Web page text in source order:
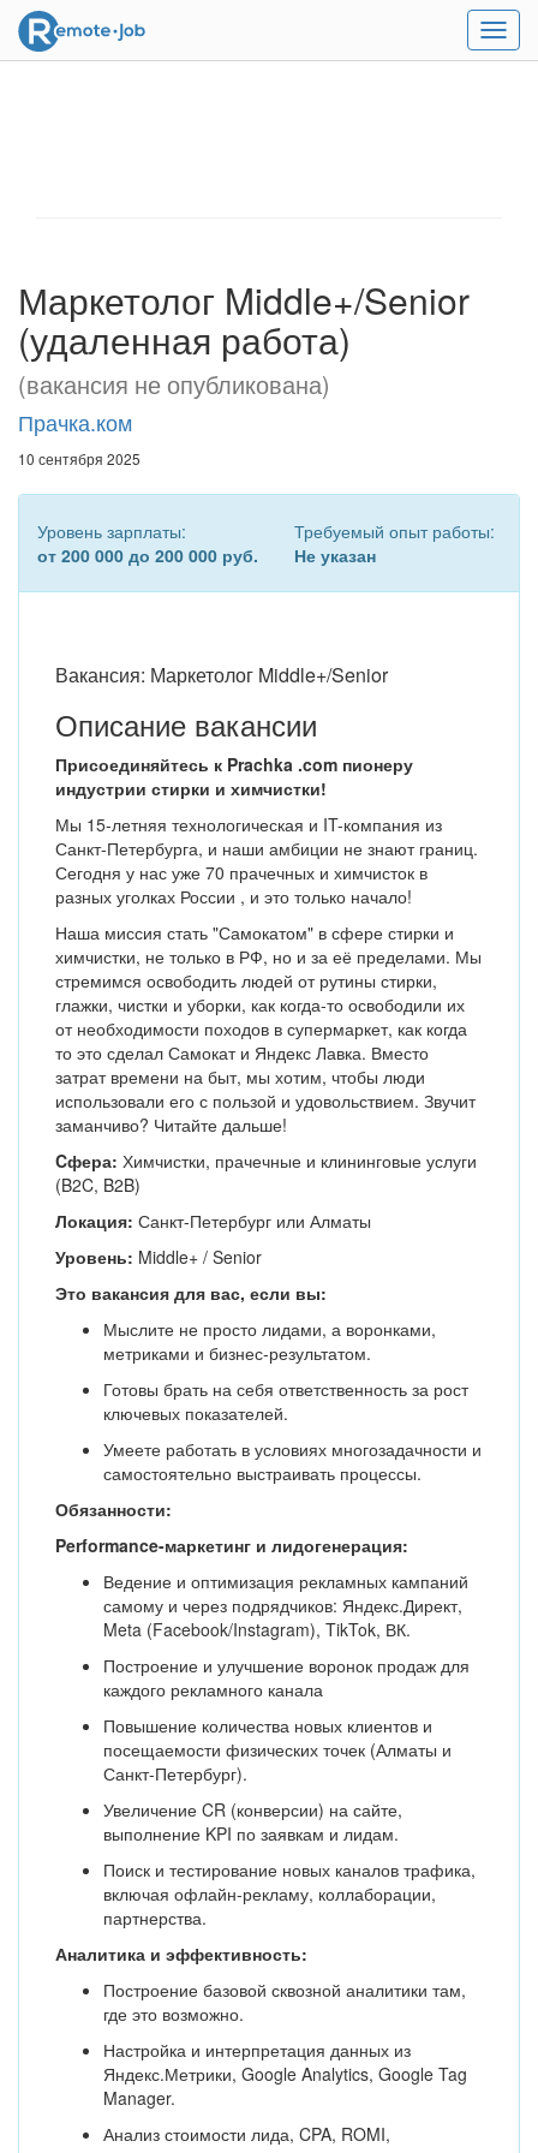
Меню
Маркетолог Middle+/Senior
(удаленная работа)
(вакансия не опубликована)
Прачка.ком
10 сентября 2025
Уровень зарплаты:
от 200 000 до 200 000 руб.
Требуемый опыт работы:
Не указан
Вакансия: Маркетолог Middle+/Senior
Описание вакансии
Присоединяйтесь к Prachka .com пионеру
индустрии стирки и химчистки!
Мы 15-летняя технологическая и IT-компания из
Санкт-Петербурга, и наши амбиции не знают границ.
Сегодня у нас уже 70 прачечных и химчисток в
разных уголках России , и это только начало!
Наша миссия стать "Самокатом" в сфере стирки и
химчистки, не только в РФ, но и за её пределами. Мы
стремимся освободить людей от рутины стирки,
глажки, чистки и уборки, как когда-то освободили их
от необходимости походов в супермаркет, как когда
то это сделал Самокат и Яндекс Лавка. Вместо
затрат времени на быт, мы хотим, чтобы люди
использовали его с пользой и удовольствием. Звучит
заманчиво? Читайте дальше!
Cфера: Химчистки, прачечные и клининговые услуги
(B2C, B2B)
Локация: Санкт-Петербург или Алматы
Уровень: Middle+ / Senior
Это вакансия для вас, если вы:
Мыслите не просто лидами, а воронками,
метриками и бизнес-результатом.
Готовы брать на себя ответственность за рост
ключевых показателей.
Умеете работать в условиях многозадачности и
самостоятельно выстраивать процессы.
Обязанности:
Performance-маркетинг и лидогенерация:
Ведение и оптимизация рекламных кампаний
самому и через подрядчиков: Яндекс.Директ,
Meta (Facebook/Instagram), TikTok, ВК.
Построение и улучшение воронок продаж для
каждого рекламного канала
Повышение количества новых клиентов и
посещаемости физических точек (Алматы и
Санкт-Петербург).
Увеличение CR (конверсии) на сайте,
выполнение KPI по заявкам и лидам.
Поиск и тестирование новых каналов трафика,
включая офлайн-рекламу, коллаборации,
партнерства.
Аналитика и эффективность:
Построение базовой сквозной аналитики там,
где это возможно.
Настройка и интерпретация данных из
Яндекс.Метрики, Google Analytics, Google Tag
Manager.
Анализ стоимости лида, CPA, ROMI,